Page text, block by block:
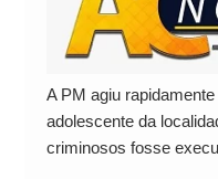
A PM agiu
adolescente da
criminosos fosse